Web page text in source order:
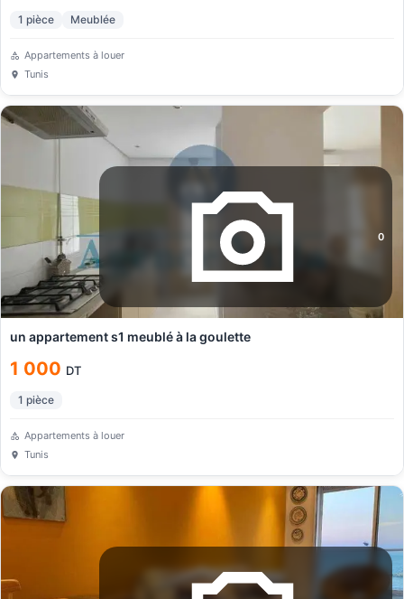
1 pièce Meublée
Appartements à louer
Tunis
0
un appartement s1 meublé à la goulette
1 000 DT
1 pièce
Appartements à louer
Tunis